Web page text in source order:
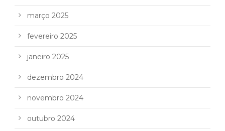
março 2025
fevereiro 2025
janeiro 2025
dezembro 2024
novembro 2024
outubro 2024